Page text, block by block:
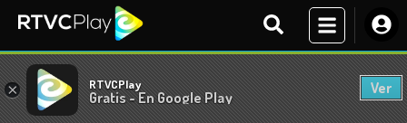
× RTVCPlay
Gratis - En Google Play
Ver